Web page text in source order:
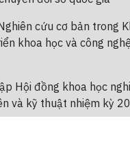
cứu cơ bản trong
khoa học và công
Hội đồng khoa học
và kỹ thuật nhiệm kỳ